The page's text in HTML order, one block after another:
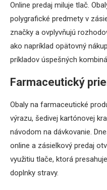
Online predaj miluje tlač.
polygrafické predmety v
značky a ovplyvňujú
ako napríklad opätovný
príkladov úspešných
Farmaceutický
Obaly na farmaceutické
výrazu, šedivej kartónovej
návodom na dávkovanie.
online a zásielkový predaj
využitiu tlače, ktorá
doplnky stravy.